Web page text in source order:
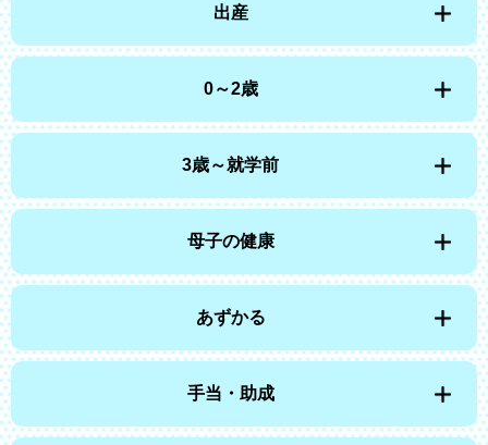
出産
0～2歳
3歳～就学前
母子の健康
あずかる
手当・助成